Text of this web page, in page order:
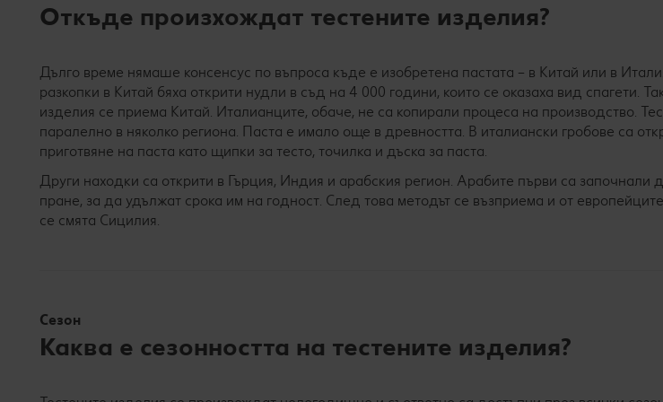
Откъде произхождат тестените изделия?
Дълго време нямаше консенсус по въпроса къде е изобретена пастата – в Китай или в
разкопки в Китай бяха открити нудли в съд на 4 000 години, които се оказаха вид спагети.
изделия се приема Китай. Италианците, обаче, не са копирали процеса на производство.
паралелно в няколко региона. Паста е имало още в древността. В италиански гробове са
приготвяне на паста като щипки за тесто, точилка и дъска за паста.
Други находки са открити в Гърция, Индия и арабския регион. Арабите първи са започнали
пране, за да удължат срока им на годност. След това методът се възприема и от
се смята Сицилия.
Сезон
Каква е сезонността на тестените изделия?